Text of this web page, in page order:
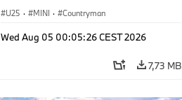
U25 · MINI · Countryman
Wed Aug 05 00:05:26 CEST 2026
7,73 MB